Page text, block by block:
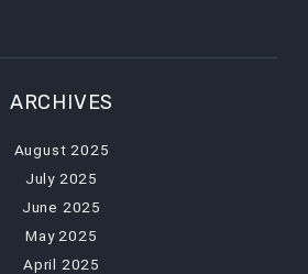
ARCHIVES
August 2025
July 2025
June 2025
May 2025
April 2025